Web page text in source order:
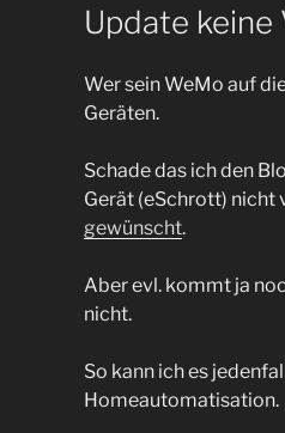
Update keine
Wer sein WeMo auf
Geräten.
Schade das ich den
Gerät (eSchrott) nicht
gewünscht.
Aber evl. kommt ja
nicht.
So kann ich es
Homeautomatisation.